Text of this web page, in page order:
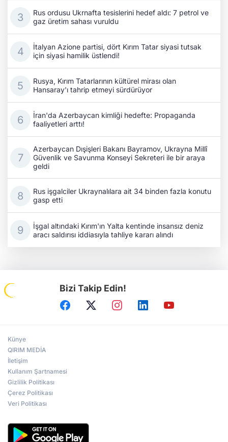
Rus ordusu Ukrnafta tesislerini hedef aldı: 7 petrol ve
gaz üretim sahası vuruldu
İtalyan Azione partisi, dört Kırım Tatar siyasi tutsak
için siyasi hamilik üstlendi!
Rusya, Kırım Tatarlarının kültürel mirası olan
Hansaray'ı tahrip etmeyi sürdürüyor
İran'da Azerbaycan kimliği hedefte: Propaganda
faaliyetleri arttı!
Azerbaycan Dışişleri Bakanı Bayramov, Ukrayna Millî
Güvenlik ve Savunma Konseyi Sekreteri ile bir araya
geldi
Rus işgalciler Ukraynalılara ait 34 binden fazla konutu
gasp etti
İşgal altındaki Kırım'ın Yalta kentinde insansız deniz
aracı saldırısı iddiasıyla tahliye kararı alındı
Bizi Takip Edin!
Künye
QIRIM MEDİA
İletişim
Kullanım Şartnamesi
Gizlilik Politikası
Çerez Politikası
Veri Politikası